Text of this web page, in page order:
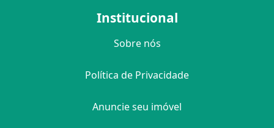
Institucional
Sobre nós
Política de Privacidade
Anuncie seu imóvel